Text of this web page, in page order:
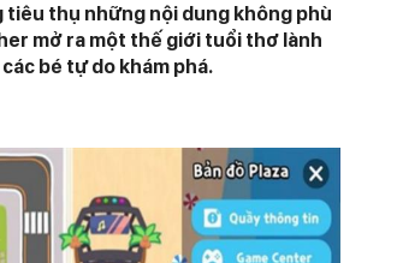
tiêu thụ những nội dung không phù
mở ra một thế giới tuổi thơ lành
bé tự do khám phá.